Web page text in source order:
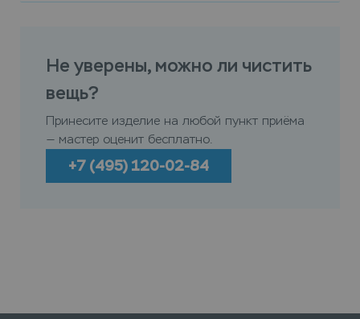
Не уверены, можно ли чистить
вещь?
Принесите изделие на любой пункт приёма
— мастер оценит бесплатно.
+7 (495) 120-02-84